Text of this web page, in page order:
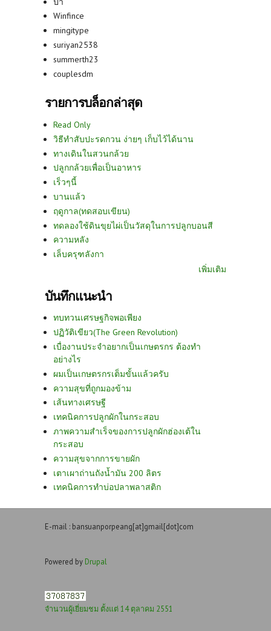
Winfince
mingitype
suriyan2538
summerth23
couplesdm
รายการบล็อกล่าสุด
Read Only
วิธีทำสับปะรดกวน ง่ายๆ เก็บไว้ได้นาน
ทางเดินในสวนกล้วย
ปลูกกล้วยเพื่อเป็นอาหาร
เร็วๆนี้
บานแล้ว
ฤดูกาล(ทดสอบเขียน)
ทดลองใช้ดินขุยไผ่เป็นวัสดุในการปลูกบอนสี
ความหลัง
เล็บครุฑลังกา
เพิ่มเติม
บันทึกแนะนำ
ทบทวนเศรษฐกิจพอเพียง
ปฏิวัติเขียว(The Green Revolution)
เบื่องานประจำอยากเป็นเกษตรกร ต้องทำ
อย่างไร
ผมเป็นเกษตรกรเต็มขั้นแล้วครับ
ความสุขที่ถูกมองข้าม
เส้นทางเศรษฐี
เทคนิคการปลูกผักในกระสอบ
ภาพความสำเร็จของการปลูกผักฮ่องเต้ใน
กระสอบ
ความสุขจากการขายผัก
เตาเผาถ่านถังน้ำมัน 200 ลิตร
เทคนิคการทำบ่อปลาพลาสติก
E-mail : bansuanporpeang[at]gmail[dot]com
Powered by Drupal
จำนวนผู้เยี่ยมชม ตั้งแต่ 14 ตุลาคม 2551